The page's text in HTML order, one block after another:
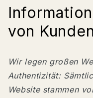
von
Wir legen großen
Authentizität:
Website stammen